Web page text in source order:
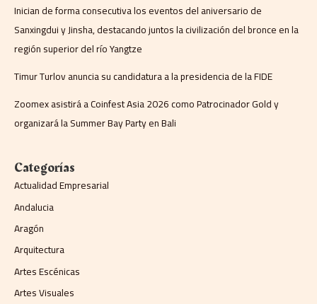
Inician de forma consecutiva los eventos del aniversario de
Sanxingdui y Jinsha, destacando juntos la civilización del bronce en la
región superior del río Yangtze
Timur Turlov anuncia su candidatura a la presidencia de la FIDE
Zoomex asistirá a Coinfest Asia 2026 como Patrocinador Gold y
organizará la Summer Bay Party en Bali
Categorías
Actualidad Empresarial
Andalucia
Aragón
Arquitectura
Artes Escénicas
Artes Visuales